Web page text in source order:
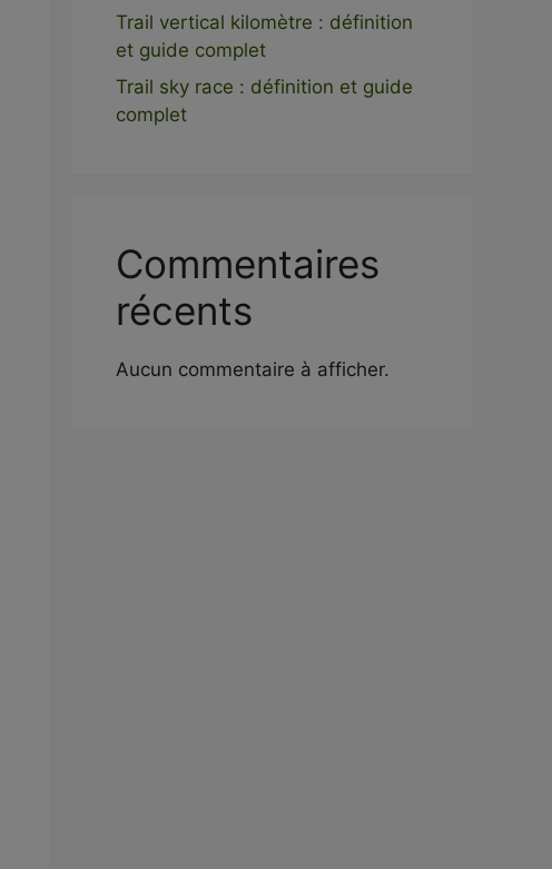
Trail vertical kilomètre : définition
et guide complet
Trail sky race : définition et guide
complet
Commentaires
récents
Aucun commentaire à afficher.